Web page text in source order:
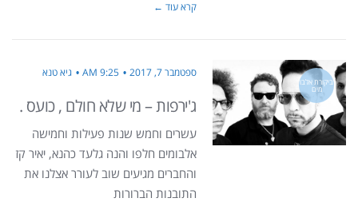
קרא עוד ←
ביקורת אלבו
מים
ספטמבר 7, 2017 9:25 AM גיא טנא
ג'ירפות – מי שלא חולם , כועס .
עשרים וחמש שנות פעילות וחמישה
אלבומים חלפו והנה גלעד כהנא, יאיר קז
והחברים מגיעים שוב לעורר אצלנו את
התובנות הברורות